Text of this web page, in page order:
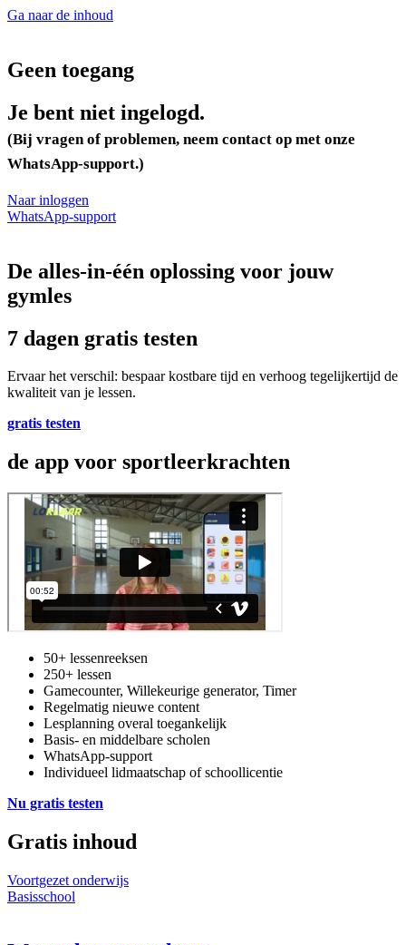
Ga naar de inhoud
Geen toegang
Je bent niet ingelogd.
(Bij vragen of problemen, neem contact op met onze
WhatsApp-support.)
Naar inloggen
WhatsApp-support
De alles-in-één oplossing voor jouw
gymles
7 dagen gratis testen
Ervaar het verschil: bespaar kostbare tijd en verhoog tegelijkertijd de
kwaliteit van je lessen.
gratis testen
de app voor sportleerkrachten
50+ lessenreeksen
250+ lessen
Gamecounter, Willekeurige generator, Timer
Regelmatig nieuwe content
Lesplanning overal toegankelijk
Basis- en middelbare scholen
WhatsApp-support
Individueel lidmaatschap of schoollicentie
Nu gratis testen
Gratis inhoud
Voortgezet onderwijs
Basisschool